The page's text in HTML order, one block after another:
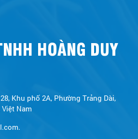
HOÀNG DUY
Khu phố 2A, Phường Trảng Dài,
Nam